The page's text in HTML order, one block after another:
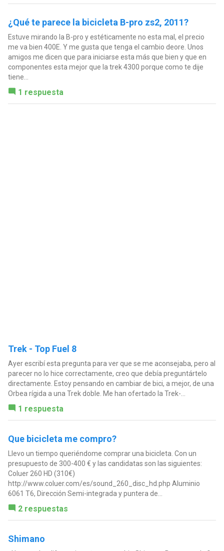
¿Qué te parece la bicicleta B-pro zs2, 2011?
Estuve mirando la B-pro y estéticamente no esta mal, el precio
me va bien 400E. Y me gusta que tenga el cambio deore. Unos
amigos me dicen que para iniciarse esta más que bien y que en
componentes esta mejor que la trek 4300 porque como te dije
tiene...
1 respuesta
Trek - Top Fuel 8
Ayer escribí esta pregunta para ver que se me aconsejaba, pero al
parecer no lo hice correctamente, creo que debía preguntártelo
directamente. Estoy pensando en cambiar de bici, a mejor, de una
Orbea rígida a una Trek doble. Me han ofertado la Trek-...
1 respuesta
Que bicicleta me compro?
Llevo un tiempo queriéndome comprar una bicicleta. Con un
presupuesto de 300-400 € y las candidatas son las siguientes:
Coluer 260 HD (310€)
http://www.coluer.com/es/sound_260_disc_hd.php Aluminio
6061 T6, Dirección Semi-integrada y puntera de...
2 respuestas
Shimano